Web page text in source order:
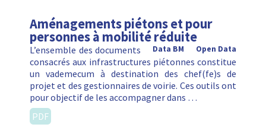
Aménagements piétons et pour
personnes à mobilité réduite
Open Data
Data BM
L’ensemble des documents
consacrés aux infrastructures piétonnes constitue
un vademecum à destination des chef(fe)s de
projet et des gestionnaires de voirie. Ces outils ont
pour objectif de les accompagner dans …
PDF